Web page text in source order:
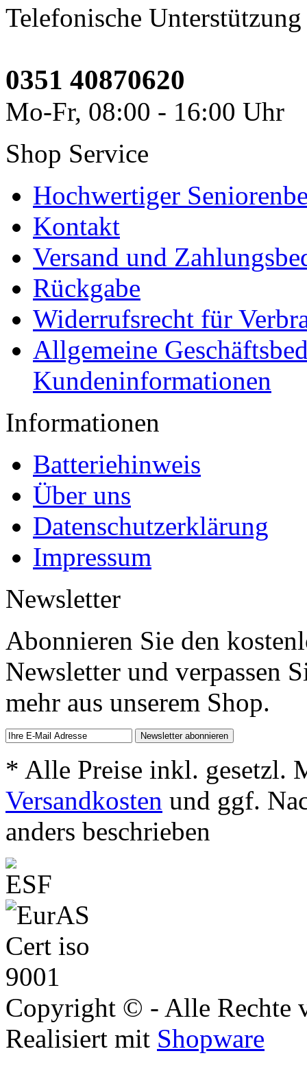
Telefonische
0351 40870620
Mo-Fr, 08:00 - 16:00 Uhr
Shop Service
Hochwertiger
Kontakt
Versand und
Rückgabe
Widerrufsrecht für
Allgemeine
Kundeninformationen
Informationen
Batteriehinweis
Über uns
Datenschutzerklärung
Impressum
Newsletter
Abonnieren Sie den
Newsletter und verpassen
mehr aus unserem Shop.
* Alle Preise inkl. gesetzl.
Versandkosten und ggf.
anders beschrieben
Copyright © - Alle Rechte
Realisiert mit Shopware